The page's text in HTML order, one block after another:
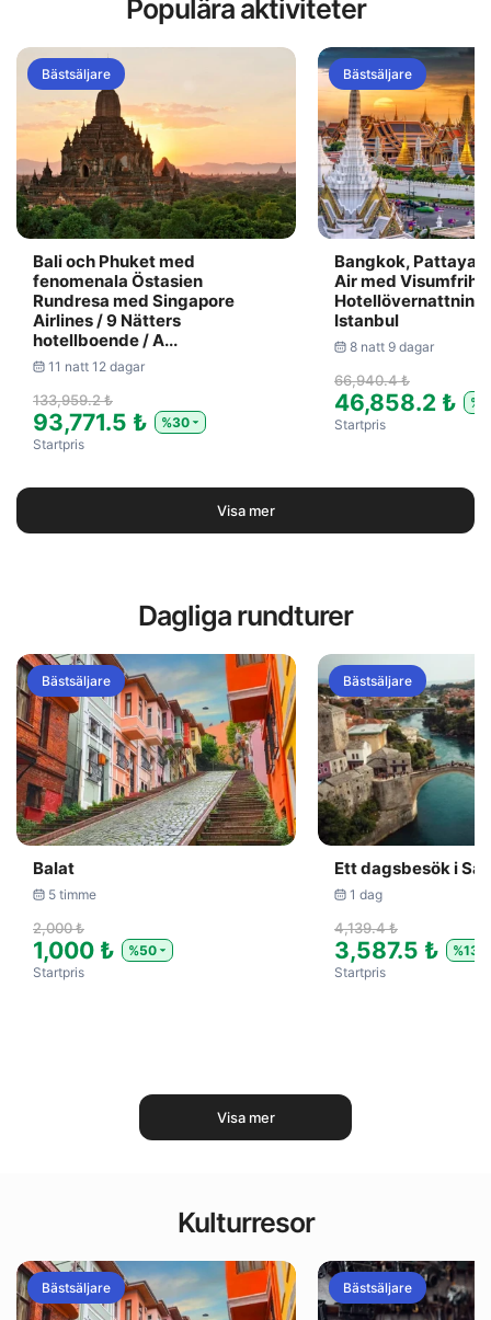
Populära aktiviteter
Bästsäljare
Bali och Phuket med
fenomenala Östasien
Rundresa med Singapore
Airlines / 9 Nätters
hotellboende / A...
11 natt 12 dagar
133,959.2 ₺
93,771.5 ₺
%30
Startpris
Bästsäljare
Bangkok, Pattaya
Air med
Hotellövernattning
Istanbul
8 natt 9 dagar
66,940.4 ₺
46,858.2 ₺
Startpris
Visa mer
Dagliga rundturer
Bästsäljare
Balat
5 timme
2,000 ₺
1,000 ₺
%50
Startpris
Bästsäljare
Ett dagsbesök i
1 dag
4,139.4 ₺
3,587.5 ₺
%13
Startpris
Visa mer
Kulturresor
Bästsäljare Bästsäljare